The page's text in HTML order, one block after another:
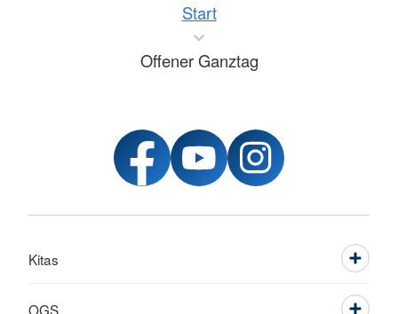
Start
Offener Ganztag
Kitas
OGS